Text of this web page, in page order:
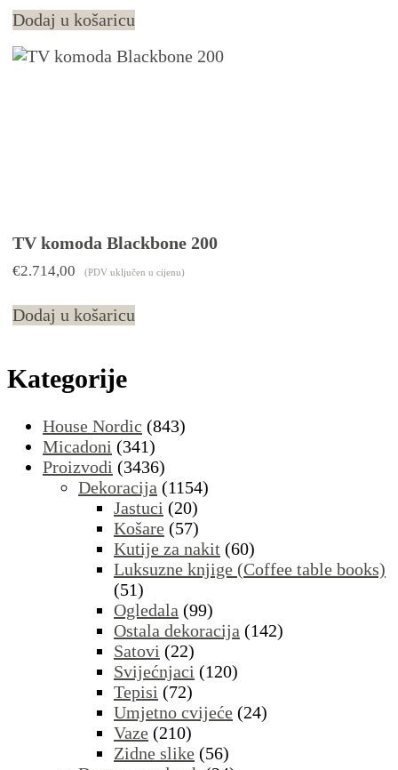
Dodaj u košaricu
TV komoda Blackbone 200
€2.714,00 (PDV uključen u cijenu)
Dodaj u košaricu
Kategorije
House Nordic (843)
Micadoni (341)
Proizvodi (3436)
Dekoracija (1154)
Jastuci (20)
Košare (57)
Kutije za nakit (60)
Luksuzne knjige (Coffee table books)
(51)
Ogledala (99)
Ostala dekoracija (142)
Satovi (22)
Svijećnjaci (120)
Tepisi (72)
Umjetno cvijeće (24)
Vaze (210)
Zidne slike (56)